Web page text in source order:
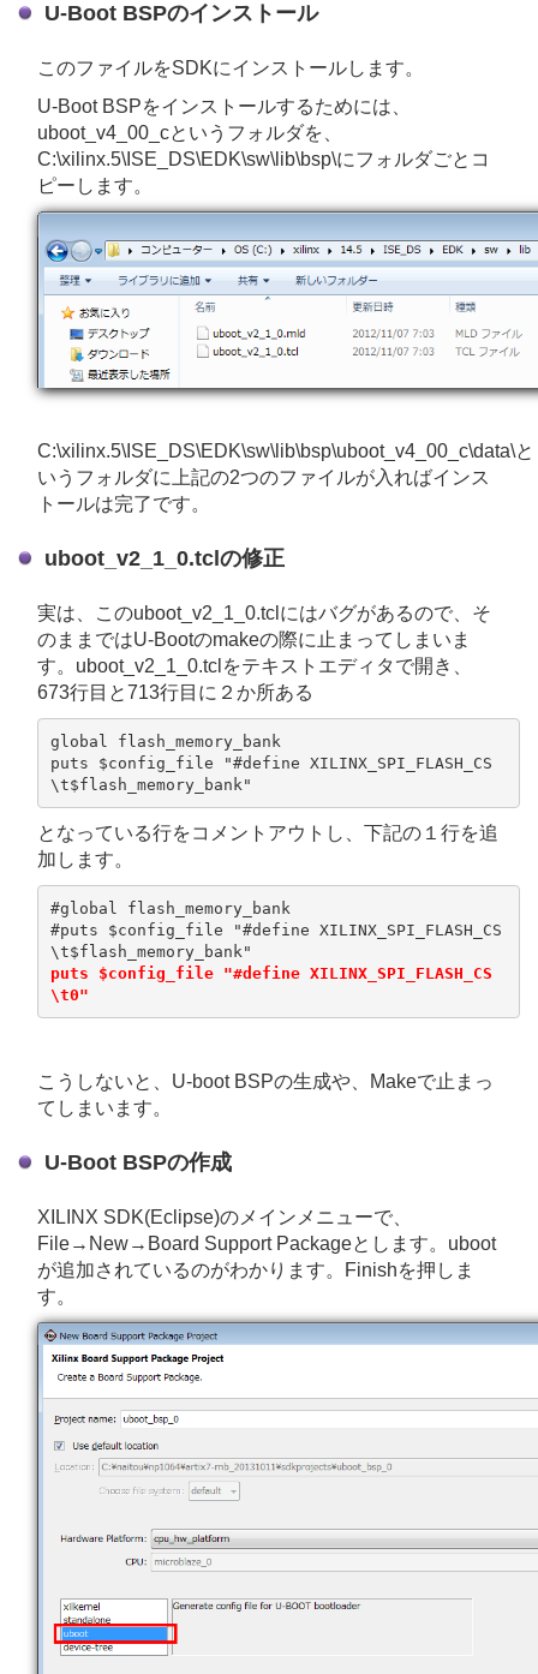
U-Boot BSPのインストール
このファイルをSDKにインストールします。
U-Boot BSPをインストールするためには、
uboot_v4_00_cというフォルダを、
C:\xilinx.5\ISE_DS\EDK\sw\lib\bsp\にフォルダごとコ
ピーします。
C:\xilinx.5\ISE_DS\EDK\sw\lib\bsp\uboot_v4_00_c\data\と
いうフォルダに上記の2つのファイルが入ればインス
トールは完了です。
uboot_v2_1_0.tclの修正
実は、このuboot_v2_1_0.tclにはバグがあるので、そ
のままではU-Bootのmakeの際に止まってしまいま
す。uboot_v2_1_0.tclをテキストエディタで開き、
673行目と713行目に２か所ある
global flash_memory_bank
puts $config_file "#define XILINX_SPI_FLASH_CS
\t$flash_memory_bank"
となっている行をコメントアウトし、下記の１行を追
加します。
#global flash_memory_bank
#puts $config_file "#define XILINX_SPI_FLASH_CS
puts $config_file "#define XILINX_SPI_FLASH_CS
\t0"
こうしないと、U-boot BSPの生成や、Makeで止まっ
てしまいます。
U-Boot BSPの作成
XILINX SDK(Eclipse)のメインメニューで、
File→New→Board Support Packageとします。uboot
が追加されているのがわかります。Finishを押しま
す。